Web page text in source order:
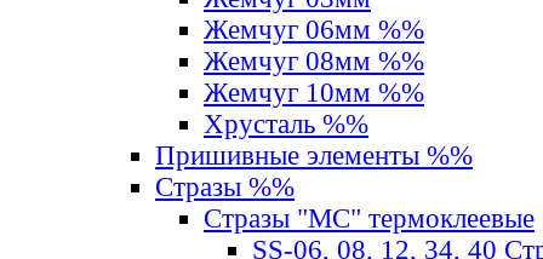
Жемчуг 06мм %%
Жемчуг 08мм %%
Жемчуг 10мм %%
Хрусталь %%
Пришивные элементы %%
Стразы %%
Стразы "MС" термоклеевые
SS-06, 08, 12, 34, 40